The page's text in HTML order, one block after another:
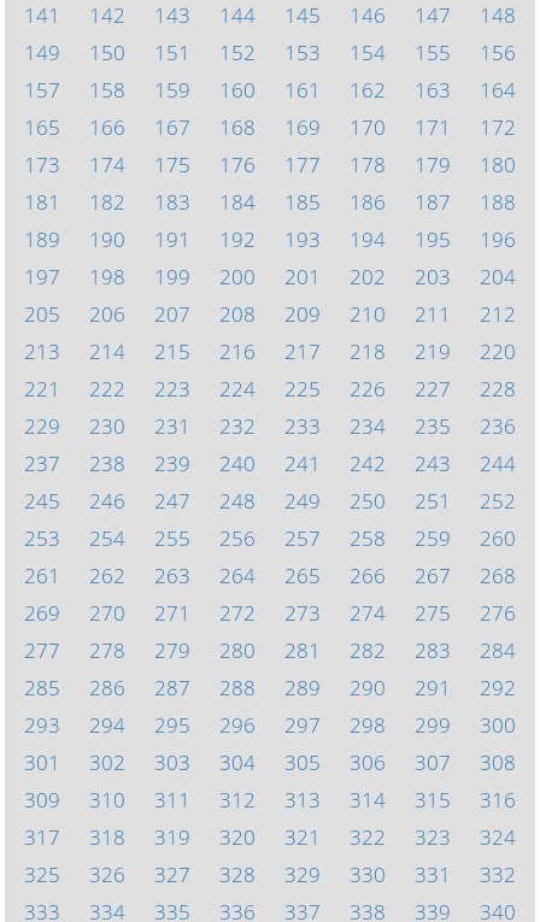
141
142 143 144 145 146 147
148
149
150 151 152 153 154 155
156
157
158 159 160 161 162 163
164
165
166 167 168 169 170 171
172
173
174 175 176 177 178 179
180
181
182 183 184 185 186 187
188
189
190 191 192 193 194 195
196
197
198 199 200 201 202 203
204
205
206 207 208 209 210 211
212
213
214 215 216 217 218 219
220
221
222 223 224 225 226 227
228
229
230 231 232 233 234 235
236
237
238 239 240 241 242 243
244
245
246 247 248 249 250 251
252
253
254 255 256 257 258 259
260
261
262 263 264 265 266 267
268
269
270 271 272 273 274 275
276
277
278 279 280 281 282 283
284
285
286 287 288 289 290 291
292
293
294 295 296 297 298 299
300
301
302 303 304 305 306 307
308
309
310 311 312 313 314 315
316
317
318 319 320 321 322 323
324
325
326 327 328 329 330 331
332
333
334 335 336 337 338 339 340